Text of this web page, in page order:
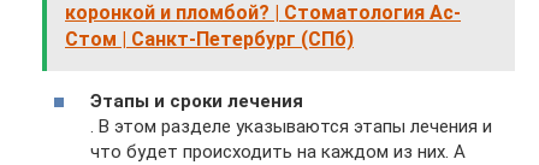
коронкой и пломбой? | Стоматология Ас-
Стом | Санкт-Петербург (СПб)
Этапы и сроки лечения
. В этом разделе указываются этапы лечения и
что будет происходить на каждом из них. А